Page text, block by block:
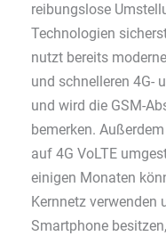
reibungslose
Technologien
nutzt bereits
und schnelleren 4G-
und wird die GSM-
bemerken.
auf 4G VoLTE
einigen Monaten
Kernnetz
Smartphone